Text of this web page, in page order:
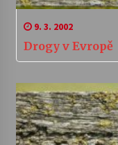
9. 3. 2002
Drogy v Evropě